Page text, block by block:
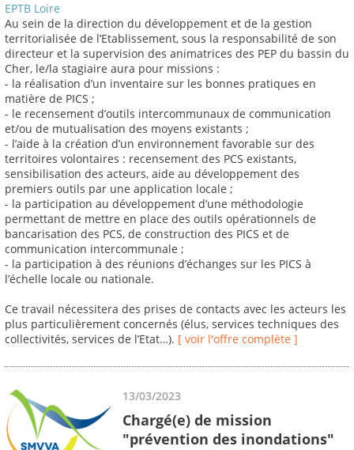
EPTB Loire
Au sein de la direction du développement et de la gestion
territorialisée de l’Etablissement, sous la responsabilité de son
directeur et la supervision des animatrices des PEP du bassin du
Cher, le/la stagiaire aura pour missions :
- la réalisation d’un inventaire sur les bonnes pratiques en
matière de PICS ;
- le recensement d’outils intercommunaux de communication
et/ou de mutualisation des moyens existants ;
- l’aide à la création d’un environnement favorable sur des
territoires volontaires : recensement des PCS existants,
sensibilisation des acteurs, aide au développement des
premiers outils par une application locale ;
- la participation au développement d’une méthodologie
permettant de mettre en place des outils opérationnels de
bancarisation des PCS, de construction des PICS et de
communication intercommunale ;
- la participation à des réunions d’échanges sur les PICS à
l’échelle locale ou nationale.
Ce travail nécessitera des prises de contacts avec les acteurs les
plus particulièrement concernés (élus, services techniques des
collectivités, services de l’Etat…). [ voir l'offre complète ]
13/03/2023
Chargé(e) de mission
"prévention des inondations"